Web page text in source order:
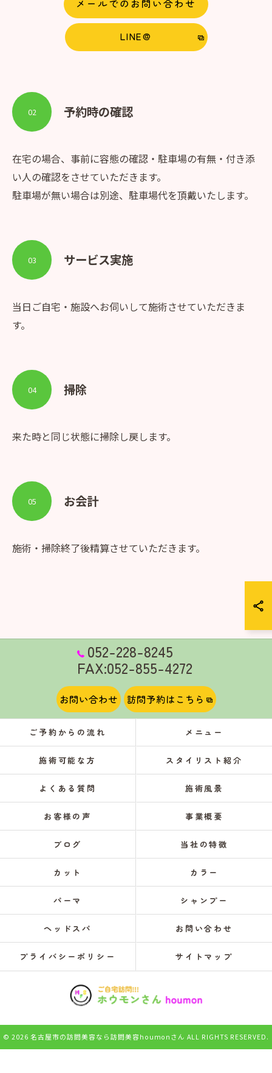
メールでのお問い合わせ
LINE@
予約時の確認
02
在宅の場合、事前に容態の確認・駐車場の有無・付き添
い人の確認をさせていただきます。
駐車場が無い場合は別途、駐車場代を頂戴いたします。
サービス実施
03
当日ご自宅・施設へお伺いして施術させていただきま
す。
掃除
04
来た時と同じ状態に掃除し戻します。
お会計
05
施術・掃除終了後精算させていただきます。
052-228-8245
FAX:052-855-4272
お問い合わせ 訪問予約はこちら
ご予約からの流れ メニュー
施術可能な方 スタイリスト紹介
よくある質問 施術風景
お客様の声 事業概要
ブログ 当社の特徴
カット カラー
パーマ シャンプー
ヘッドスパ お問い合わせ
プライバシーポリシー サイトマップ
© 2026 名古屋市の訪問美容なら訪問美容houmonさん ALL RIGHTS RESERVED.